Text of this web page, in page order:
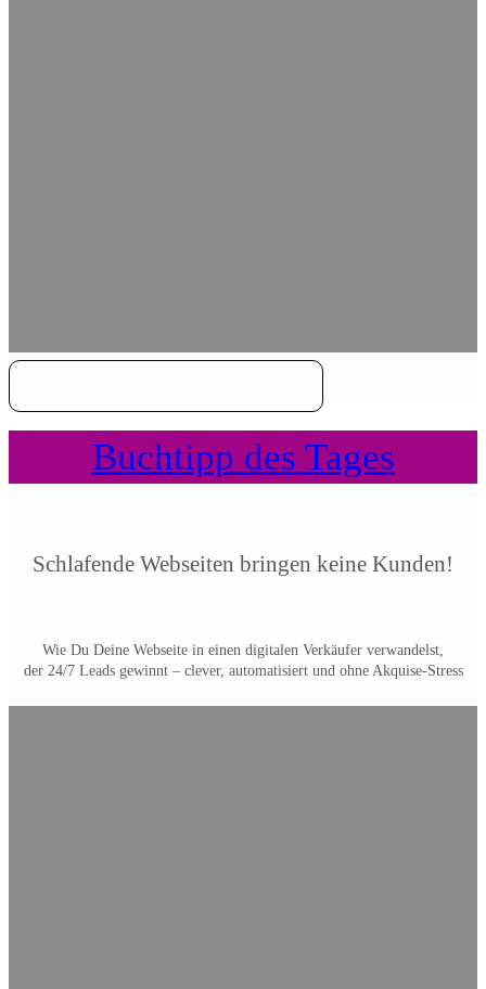
Buchtipp des Tages
Schlafende Webseiten bringen keine Kunden!
Wie Du Deine Webseite in einen digitalen Verkäufer verwandelst,
der 24/7 Leads gewinnt – clever, automatisiert und ohne Akquise-Stress